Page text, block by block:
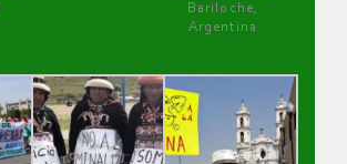
Bariloche,
Argentina